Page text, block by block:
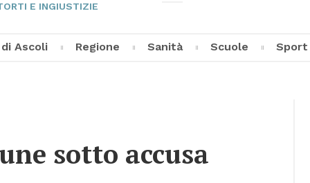
E IN­GIU­STI­ZIE
Asco­li Re­gio­ne Sa­ni­tà Scuo­le Sport
sot­to ac­cu­sa